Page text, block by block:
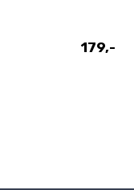
179,-